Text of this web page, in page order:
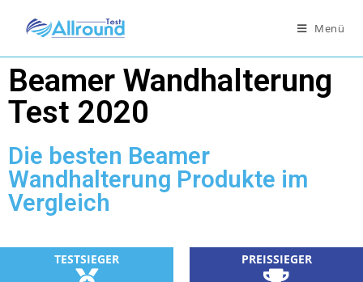
Menü
Beamer Wandhalterung
Test 2020
Die besten Beamer
Wandhalterung Produkte im
Vergleich
TESTSIEGER PREISSIEGER